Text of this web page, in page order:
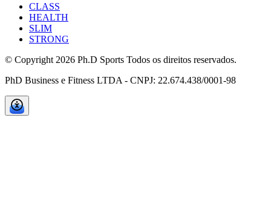
CLASS
HEALTH
SLIM
STRONG
© Copyright 2026 Ph.D Sports Todos os direitos reservados.
PhD Business e Fitness LTDA - CNPJ: 22.674.438/0001-98